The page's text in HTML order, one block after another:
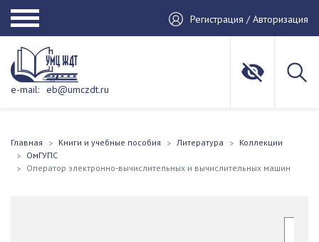
Регистрация / Авторизация
e-mail: eb@umczdt.ru
Главная Книги и учебные пособия Литература
Коллекции
ОмГУПС
Оператор электронно-вычислительных и вычислительных машин